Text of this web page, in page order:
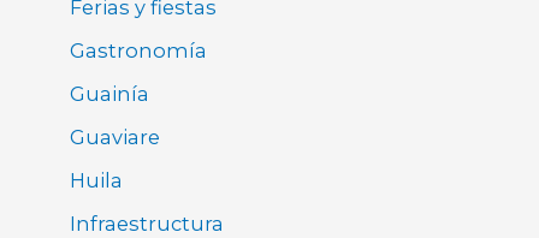
Ferias y fiestas
Gastronomía
Guainía
Guaviare
Huila
Infraestructura